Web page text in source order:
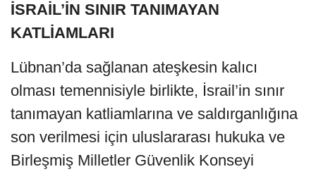
İSRAİL’İN SINIR TANIMAYAN
KATLİAMLARI
Lübnan’da sağlanan ateşkesin kalıcı
olması temennisiyle birlikte, İsrail’in sınır
tanımayan katliamlarına ve saldırganlığına
son verilmesi için uluslararası hukuka ve
Birleşmiş Milletler Güvenlik Konseyi